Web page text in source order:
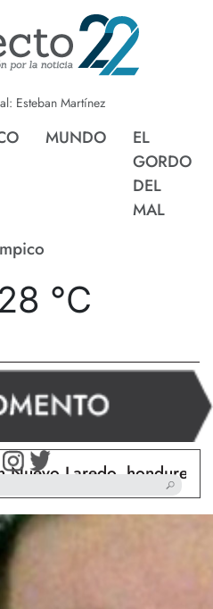
Esteban Martínez
MUNDO
EL
GORDO
DEL
MAL
28 °C
Laredo, hondureño